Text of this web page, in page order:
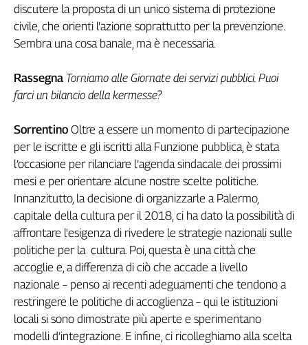
Easy
Inserti
Diffusa
InFlai
Le
trasmissioni
tv
Work
in
Progress
L'Italia
nel
Lavoro
Territori
Abruzzo-
Molise
Alto
discutere la proposta di un unico sistema di protezione
civile, che orienti l'azione soprattutto per la prevenzione.
Sembra una cosa banale, ma è necessaria.
Rassegna Torniamo alle Giornate dei servizi pubblici. Puoi
farci un bilancio della kermesse?
Sorrentino Oltre a essere un momento di partecipazione
per le iscritte e gli iscritti alla Funzione pubblica, è stata
l’occasione per rilanciare l’agenda sindacale dei prossimi
mesi e per orientare alcune nostre scelte politiche.
Innanzitutto, la decisione di organizzarle a Palermo,
capitale della cultura per il 2018, ci ha dato la possibilità di
affrontare l'esigenza di rivedere le strategie nazionali sulle
politiche per la cultura. Poi, questa è una città che
accoglie e, a differenza di ciò che accade a livello
nazionale – penso ai recenti adeguamenti che tendono a
restringere le politiche di accoglienza – qui le istituzioni
locali si sono dimostrate più aperte e sperimentano
modelli d’integrazione. E infine, ci ricolleghiamo alla scelta